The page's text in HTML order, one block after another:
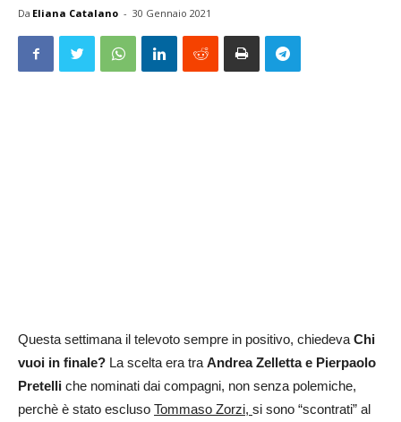
Da Eliana Catalano - 30 Gennaio 2021
Questa settimana il televoto sempre in positivo, chiedevaChi
vuoi in finale? La scelta era traAndrea Zelletta e Pierpaolo
Pretelli che nominati dai compagni, non senza polemiche,
perchè è stato escluso Tommaso Zorzi, si sono “scontrati” al